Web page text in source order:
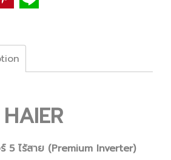
HAIER
5 ไร้สาย (Premium Inverter)